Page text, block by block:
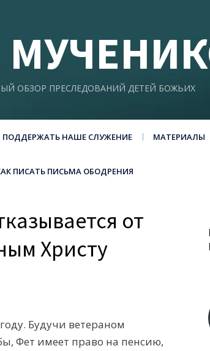
ОБЗОР ПРЕСЛЕДОВАНИЙ ДЕТЕЙ БОЖЬИХ
ПОДДЕРЖАТЬ НАШЕ СЛУЖЕНИЕ МАТЕРИАЛЫ
ПИСАТЬ ПИСЬМА ОБОДРЕНИЯ
от
Христу
Будучи ветераном
Фет имеет право на пенсию,